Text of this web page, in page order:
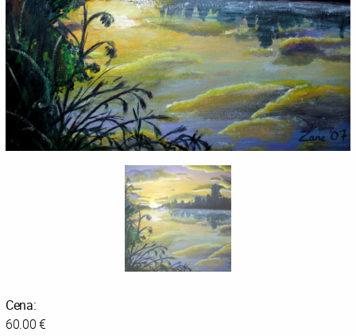
Cena:
60.00 €